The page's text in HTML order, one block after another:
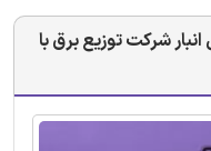
شرکت توزیع برق با